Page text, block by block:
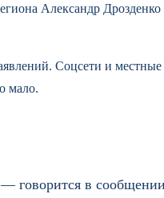
Александр
Соцсети и
мало.
говорится в